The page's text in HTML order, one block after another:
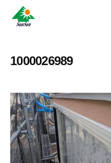
サ
サ
フ
ォ
ー
ム
株
式
神
県
大
に
あ
る
外
壁
塗
1000026989
・
サ
フ
ム
株
式
会
社